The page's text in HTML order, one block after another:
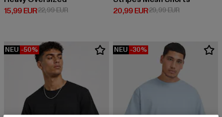
15,99 EUR
Derzeitiger Preis: 15,99 EUR
22,99 EURAktionspreis: 22,99 EUR
20,99 EUR
Derzeitiger Preis: 20,99 EUR
29,99 EURAktionspreis:
NEU -50% NEU -30%